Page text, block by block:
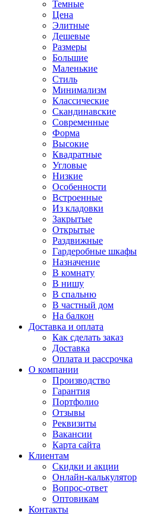
Темные
Цена
Элитные
Дешевые
Размеры
Большие
Маленькие
Стиль
Минимализм
Классические
Скандинавские
Современные
Форма
Высокие
Квадратные
Угловые
Низкие
Особенности
Встроенные
Из кладовки
Закрытые
Открытые
Раздвижные
Гардеробные шкафы
Назначение
В комнату
В нишу
В спальню
В частный дом
На балкон
Доставка и оплата
Как сделать заказ
Доставка
Оплата и рассрочка
О компании
Производство
Гарантия
Портфолио
Отзывы
Реквизиты
Вакансии
Карта сайта
Клиентам
Скидки и акции
Онлайн-калькулятор
Вопрос-ответ
Оптовикам
Контакты